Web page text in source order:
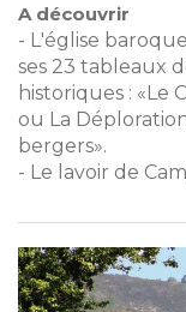
A découvrir
- L'église
ses 23 tableaux
historiques : «Le
ou La
bergers».
- Le lavoir de